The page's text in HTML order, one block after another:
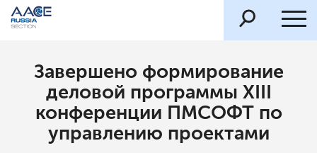
Завершено формирование
деловой программы XIII
конференции ПМСОФТ по
управлению проектами